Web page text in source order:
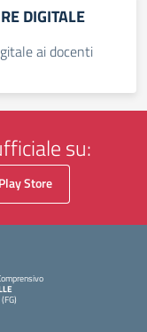
DIGITALE
ai docenti
su:
Play Store
pagina iniziale della scuola